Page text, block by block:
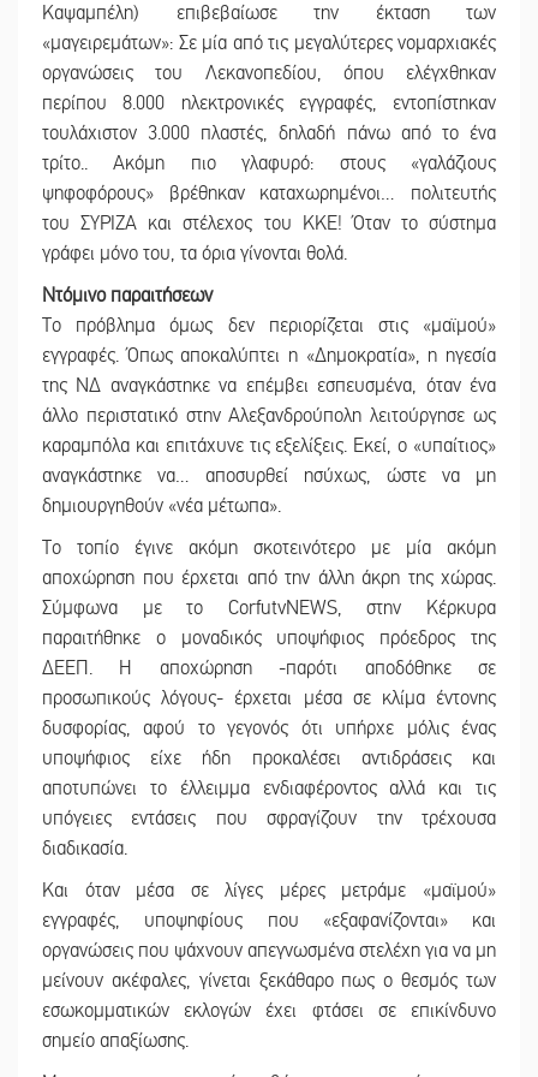
Καψαμπέλη) επιβεβαίωσε την έκταση των
«μαγειρεμάτων»: Σε μία από τις μεγαλύτερες νομαρχιακές
οργανώσεις του Λεκανοπεδίου, όπου ελέγχθηκαν
περίπου 8.000 ηλεκτρονικές εγγραφές, εντοπίστηκαν
τουλάχιστον 3.000 πλαστές, δηλαδή πάνω από το ένα
τρίτο.. Ακόμη πιο γλαφυρό: στους «γαλάζιους
ψηφοφόρους» βρέθηκαν καταχωρημένοι… πολιτευτής
του ΣΥΡΙΖΑ και στέλεχος του ΚΚΕ! Όταν το σύστημα
γράφει μόνο του, τα όρια γίνονται θολά.
Ντόμινο παραιτήσεων
Το πρόβλημα όμως δεν περιορίζεται στις «μαϊμού»
εγγραφές. Όπως αποκαλύπτει η «Δημοκρατία», η ηγεσία
της ΝΔ αναγκάστηκε να επέμβει εσπευσμένα, όταν ένα
άλλο περιστατικό στην Αλεξανδρούπολη λειτούργησε ως
καραμπόλα και επιτάχυνε τις εξελίξεις. Εκεί, ο «υπαίτιος»
αναγκάστηκε να… αποσυρθεί ησύχως, ώστε να μη
δημιουργηθούν «νέα μέτωπα».
Το τοπίο έγινε ακόμη σκοτεινότερο με μία ακόμη
αποχώρηση που έρχεται από την άλλη άκρη της χώρας.
Σύμφωνα με το CorfutvNEWS, στην Κέρκυρα
παραιτήθηκε ο μοναδικός υποψήφιος πρόεδρος της
ΔΕΕΠ. Η αποχώρηση -παρότι αποδόθηκε σε
προσωπικούς λόγους- έρχεται μέσα σε κλίμα έντονης
δυσφορίας, αφού το γεγονός ότι υπήρχε μόλις ένας
υποψήφιος είχε ήδη προκαλέσει αντιδράσεις και
αποτυπώνει το έλλειμμα ενδιαφέροντος αλλά και τις
υπόγειες εντάσεις που σφραγίζουν την τρέχουσα
διαδικασία.
Και όταν μέσα σε λίγες μέρες μετράμε «μαϊμού»
εγγραφές, υποψηφίους που «εξαφανίζονται» και
οργανώσεις που ψάχνουν απεγνωσμένα στελέχη για να μη
μείνουν ακέφαλες, γίνεται ξεκάθαρο πως ο θεσμός των
εσωκομματικών εκλογών έχει φτάσει σε επικίνδυνο
σημείο απαξίωσης.